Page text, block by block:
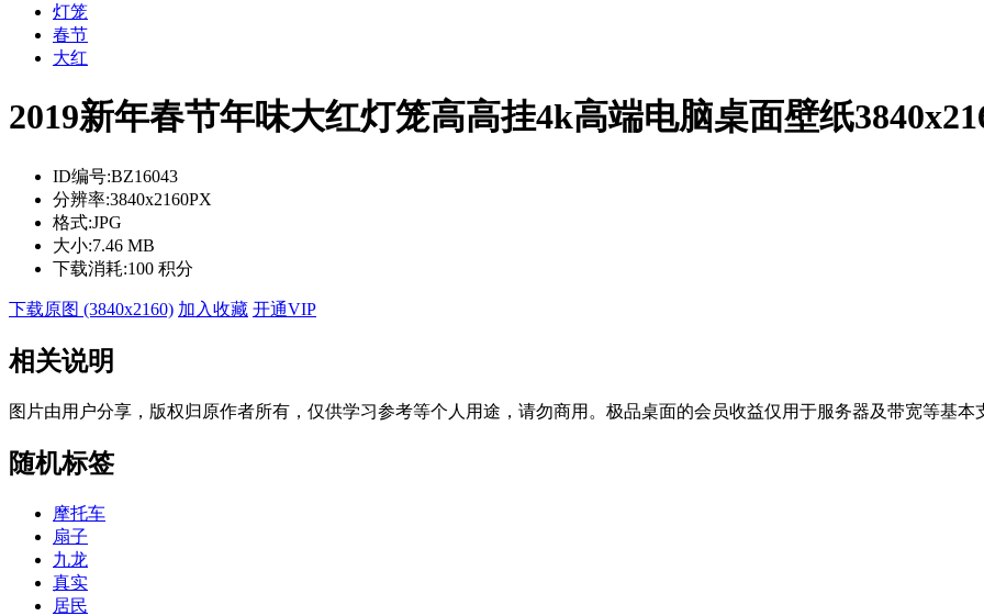
灯笼
春节
大红
2019新年春节年味大红灯笼高高挂4k高端电脑桌面壁纸
ID编号:BZ16043
分辨率:3840x2160PX
格式:JPG
大小:7.46 MB
下载消耗:100 积分
下载原图 (3840x2160) 加入收藏 开通VIP
相关说明
图片由用户分享，版权归原作者所有，仅供学习参考等个人用途，请勿商用。极品桌面的会员收益仅用于服务器及带宽等基
随机标签
摩托车
扇子
九龙
真实
居民